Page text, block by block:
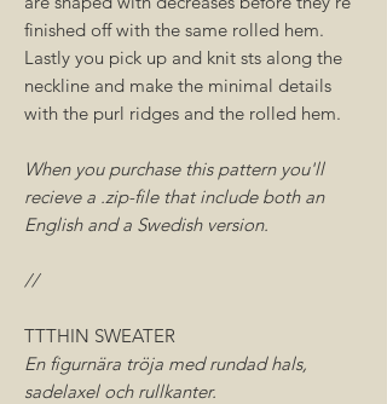
finished off with the same rolled hem.
Lastly you pick up and knit sts along the
neckline and make the minimal details
with the purl ridges and the rolled hem.
When you purchase this pattern you'll
recieve a .zip-file that include both an
English and a Swedish version.
//
TTTHIN SWEATER
En figurnära tröja med rundad hals,
sadelaxel och rullkanter.